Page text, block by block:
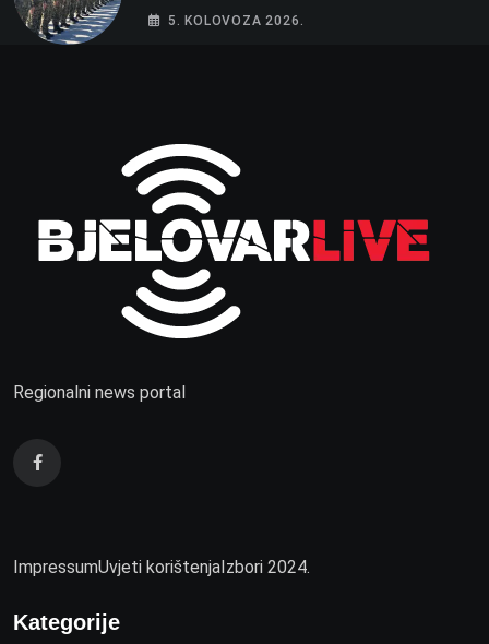
vojnika i 6 vojnikinja
5. KOLOVOZA 2026.
Regionalni news portal
ImpressumUvjeti korištenjaIzbori 2024.
Kategorije